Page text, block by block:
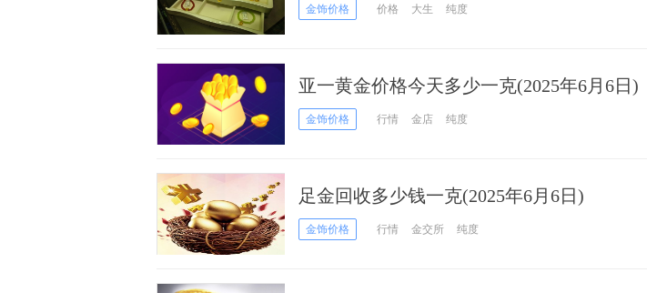
金饰价格 价格 大生 纯度
亚一黄金价格今天多少一克(2025年6月6日)
金饰价格 行情 金店 纯度
足金回收多少钱一克(2025年6月6日)
金饰价格 行情 金交所 纯度